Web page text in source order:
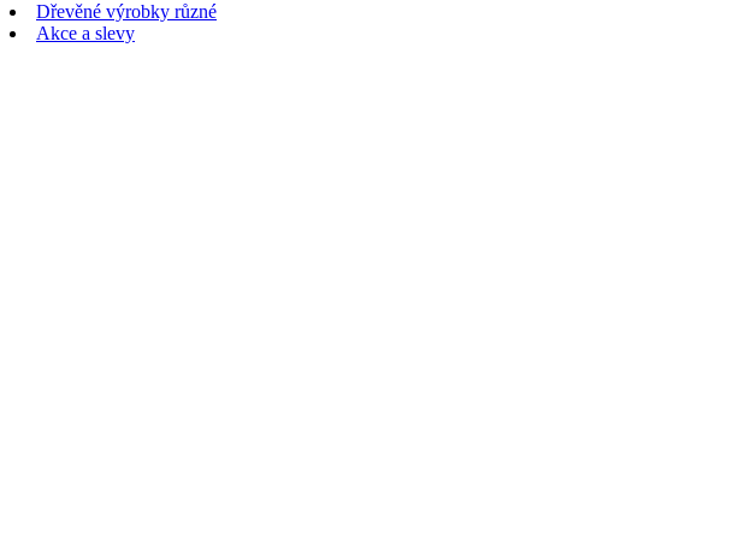
Dřevěné výrobky různé
Akce a slevy